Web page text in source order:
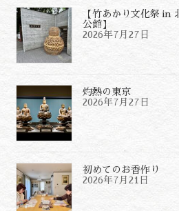
【竹あかり文化祭 in
公館】
2026年7月27日
灼熱の東京
2026年7月27日
初めてのお香作り
2026年7月21日